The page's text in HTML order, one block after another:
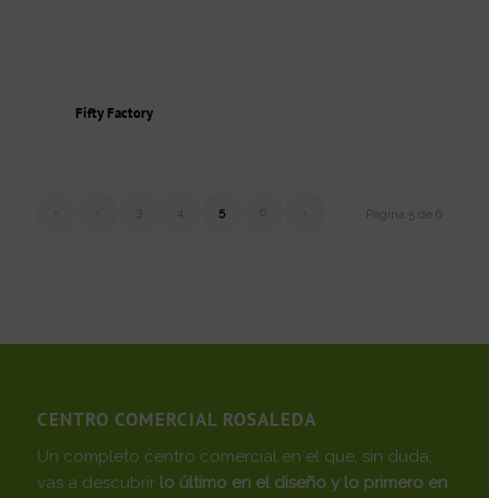
Fifty Factory
Página 5 de 6
3 4 5 6
CENTRO COMERCIAL ROSALEDA
Un completo centro comercial en el que, sin duda,
vas a descubrir lo último en el diseño y lo primero en